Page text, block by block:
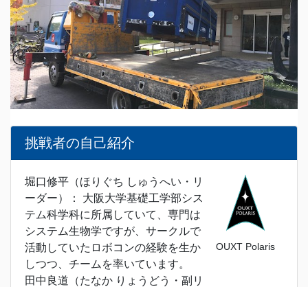
挑戦者の自己紹介
OUXT Polaris
堀口修平（ほりぐち しゅうへい・リ
ーダー）： 大阪大学基礎工学部シス
テム科学科に所属していて、専門は
システム生物学ですが、サークルで
活動していたロボコンの経験を生か
しつつ、チームを率いています。
田中良道（たなか りょうどう・副リ